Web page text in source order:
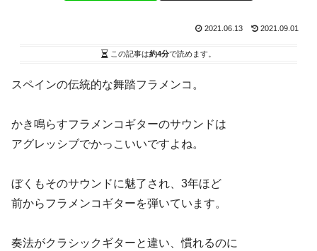
2021.06.13 2021.09.01
この記事は約4分で読めます。
スペインの伝統的な舞踏フラメンコ。
かき鳴らすフラメンコギターのサウンドは
アグレッシブでかっこいいですよね。
ぼくもそのサウンドに魅了され、3年ほど
前からフラメンコギターを弾いています。
奏法がクラシックギターと違い、慣れるのに